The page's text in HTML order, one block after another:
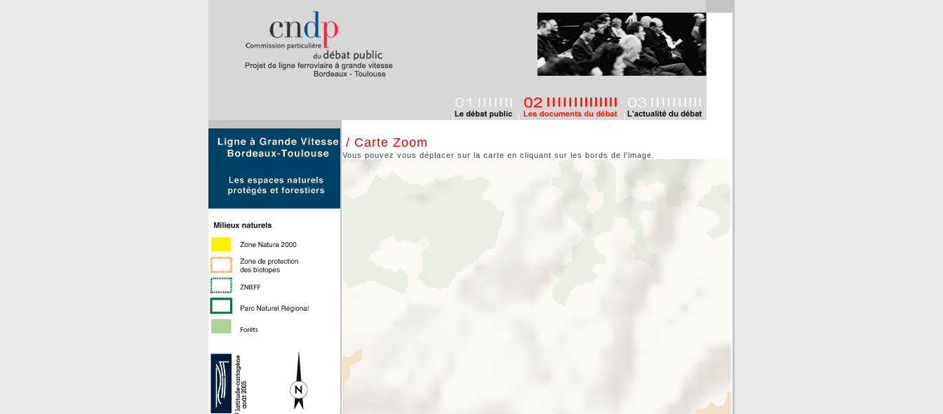
/ Carte Zoom
Vous pouvez vous déplacer sur la carte en cliquant sur les bords de l'image.